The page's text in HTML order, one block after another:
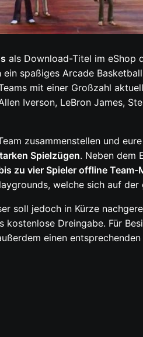
als Download-Titel im eShop
spaßiges Arcade
mit einer Großzahl
Iverson, LeBron James,
zusammenstellen und
Spielzügen. Neben dem
zu vier Spieler offline Team-
welche sich auf der
soll jedoch in Kürze
Drein­ga­be. Für
einen